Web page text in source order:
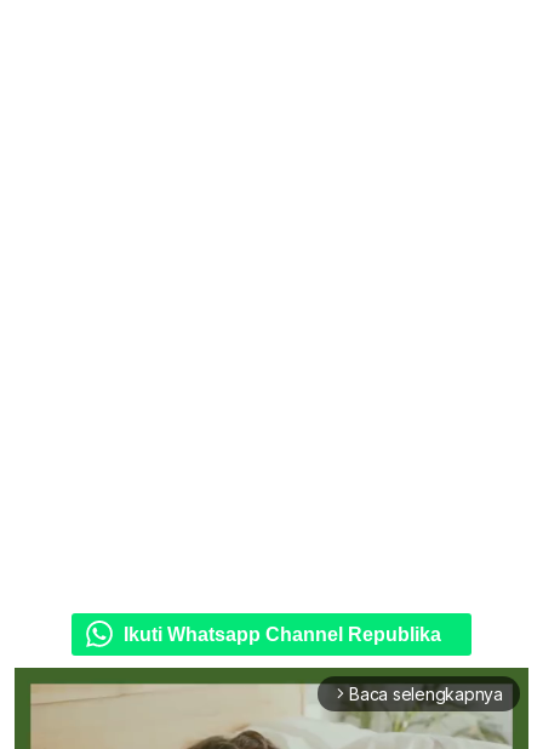
Ikuti Whatsapp Channel Republika
arrow_forward_ios Baca selengkapnya